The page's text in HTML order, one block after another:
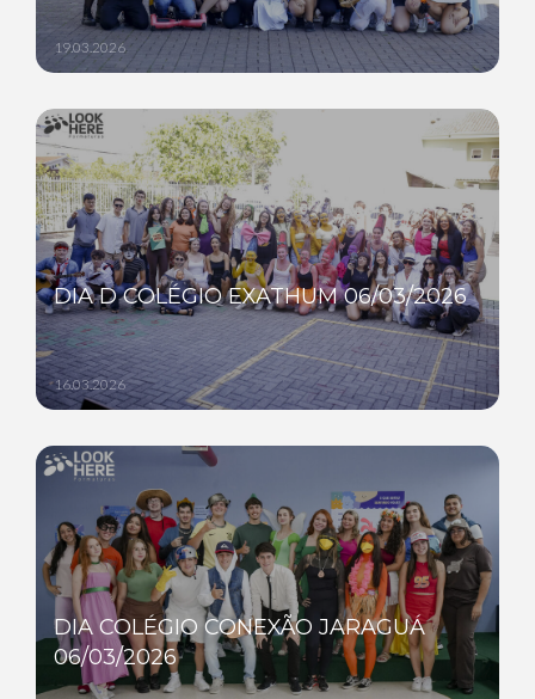
19.03.2026
DIA D COLÉGIO EXATHUM 06/03/2026
16.03.2026
DIA COLÉGIO CONEXÃO JARAGUÁ
06/03/2026